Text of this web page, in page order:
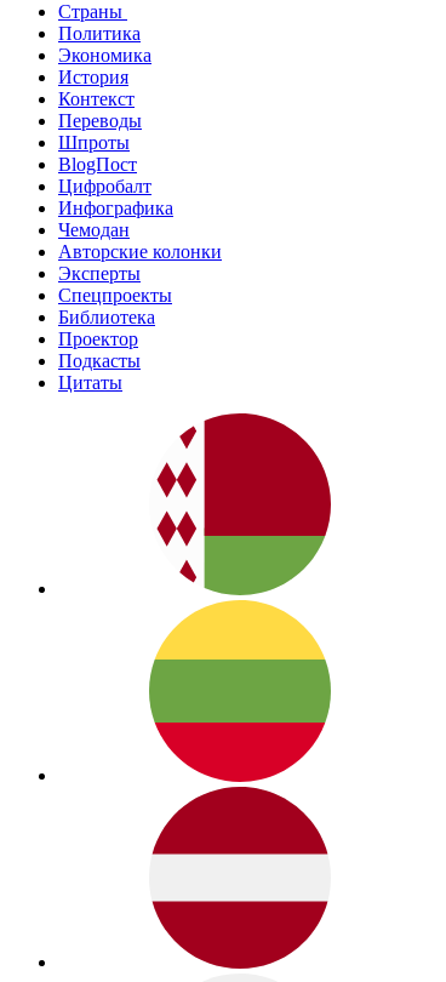
Страны
Политика
Экономика
История
Контекст
Переводы
Шпроты
BlogПост
Цифробалт
Инфографика
Чемодан
Авторские колонки
Эксперты
Спецпроекты
Библиотека
Проектор
Подкасты
Цитаты